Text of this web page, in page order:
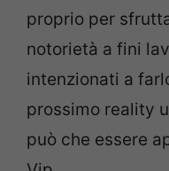
proprio per
notorietà a fini
intenzionati a
prossimo reality
può che essere